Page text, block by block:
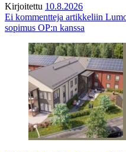
Kirjoitettu 10.8.2026
Ei kommentteja artikkeliin
sopimus OP:n kanssa